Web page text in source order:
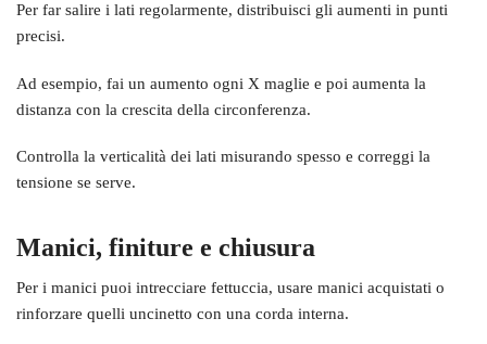
Per far salire i lati regolarmente, distribuisci gli aumenti in punti
precisi.
Ad esempio, fai un aumento ogni X maglie e poi aumenta la
distanza con la crescita della circonferenza.
Controlla la verticalità dei lati misurando spesso e correggi la
tensione se serve.
Manici, finiture e chiusura
Per i manici puoi intrecciare fettuccia, usare manici acquistati o
rinforzare quelli uncinetto con una corda interna.